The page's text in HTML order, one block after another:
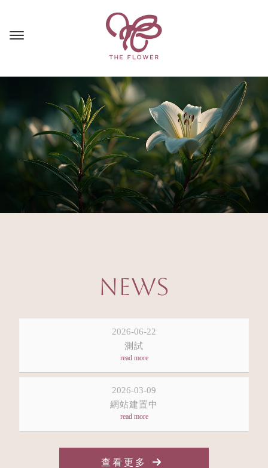
NEWS
2026-06-22
測試
2026-03-09
網站建置中
查看更多